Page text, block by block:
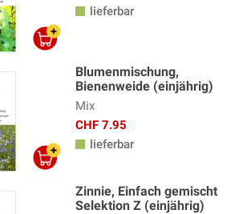
lieferbar
Blumenmischung,
Bienenweide (einjährig)
Mix
CHF 7.95
lieferbar
Zinnie, Einfach gemischt
Selektion Z (einjährig)